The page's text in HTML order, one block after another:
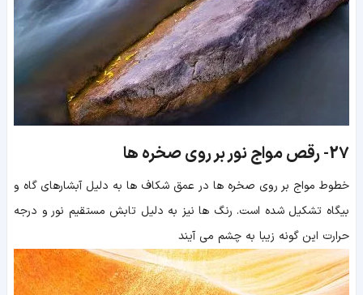
27- رقص مواج نور بر روی صخره ها
خطوط مواج بر روی صخره ها در عمق شکاف ها به دلیل آبشارهای گاه و
بیگاه تشکیل شده است. رنگ ها نیز به دلیل تابش مستقیم نور و درجه
حرارت این گونه زیبا به چشم می آیند